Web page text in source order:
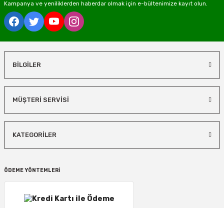
Kampanya ve yeniliklerden haberdar olmak için e-bültenimize kayıt olun.
BİLGİLER
MÜŞTERİ SERVİSİ
KATEGORİLER
ÖDEME YÖNTEMLERİ